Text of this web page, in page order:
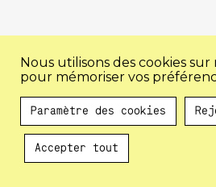
Au programme !
Nous utilisons des cookies
pour mémoriser vos
Paramètre des cookies
Accepter tout